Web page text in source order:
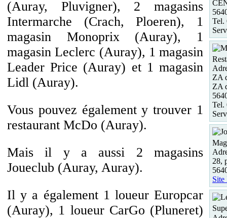
(Auray, Pluvigner), 2 magasins
Intermarche (Crach, Ploeren), 1
magasin Monoprix (Auray), 1
magasin Leclerc (Auray), 1 magasin
Leader Price (Auray) et 1 magasin
Lidl (Auray).
Vous pouvez également y trouver 1
restaurant McDo (Auray).
Mais il y a aussi 2 magasins
Joueclub (Auray, Auray).
Il y a également 1 loueur Europcar
(Auray), 1 loueur CarGo (Pluneret)
Tel.
ZA
ZA
Tel.
28,
Site